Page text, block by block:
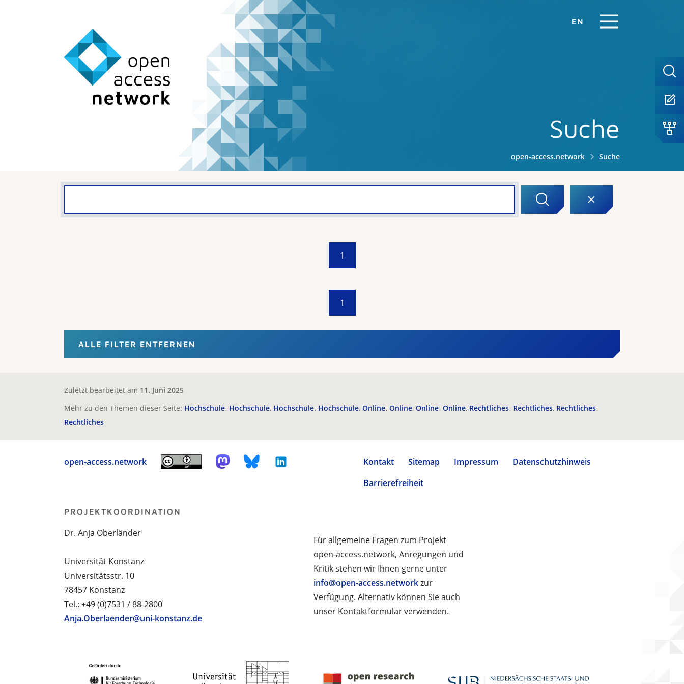
EN
Suche
open-access.network Suche
1
1
ALLE FILTER ENTFERNEN
Zuletzt bearbeitet am 11. Juni 2025
Mehr zu den Themen dieser Seite: Hochschule Hochschule Hochschule Hochschule Online Online Online Online Rechtliches Rechtliches Rechtliches
Rechtliches
open-access.network Kontakt Sitemap Impressum
Datenschutzhinweis
Barrierefreiheit
Für allgemeine Fragen zum Projekt
open-access.network, Anregungen und
Kritik stehen wir Ihnen gerne unter
info@open-access.networkzur
Verfügung. Alternativ können Sie auch
unser Kontaktformular verwenden.
PROJEKTKOORDINATION
Dr. Anja Oberländer
Universität Konstanz
Universitätsstr. 10
78457 Konstanz
Tel.: +49 (0)7531 / 88-2800
Anja.Oberlaender@uni-konstanz.de